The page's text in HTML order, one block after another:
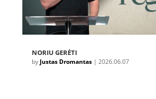
NORIU GERĖTI
by Justas Dromantas| 2026.06.07